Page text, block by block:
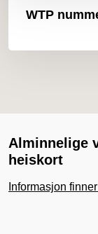
WTP
Alminnelige
heiskort
Informasjon